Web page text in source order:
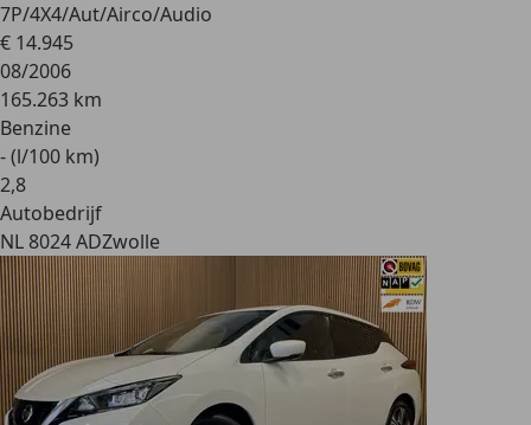
7P/4X4/Aut/Airco/Audio
€ 14.945
08/2006
165.263 km
Benzine
- (l/100 km)
2,8
Autobedrijf
NL 8024 ADZwolle